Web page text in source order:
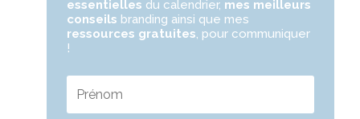
essentielles du calendrier, mes meilleurs
conseils branding ainsi que mes
ressources gratuites, pour communiquer
!